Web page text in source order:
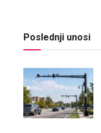
Poslednji unosi